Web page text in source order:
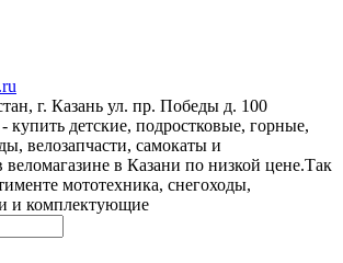
г. Казань ул. пр. Победы д. 100
купить детские, подростковые, горные,
велозапчасти, самокаты и
веломагазине в Казани по низкой цене.Так
мототехника, снегоходы,
и комплектующие